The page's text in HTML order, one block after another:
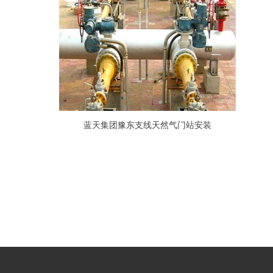
蓝天集团豫东支线天然气门站安装